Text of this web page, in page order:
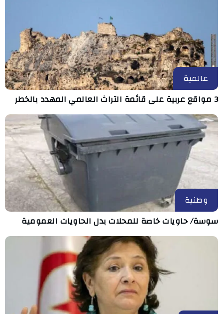
عالمية
3 مواقع عربية على قائمة التراث العالمي المهدد بالخطر
وطنية
سوسة/ حاويات خاصة للمحلات بدل الحاويات العمومية